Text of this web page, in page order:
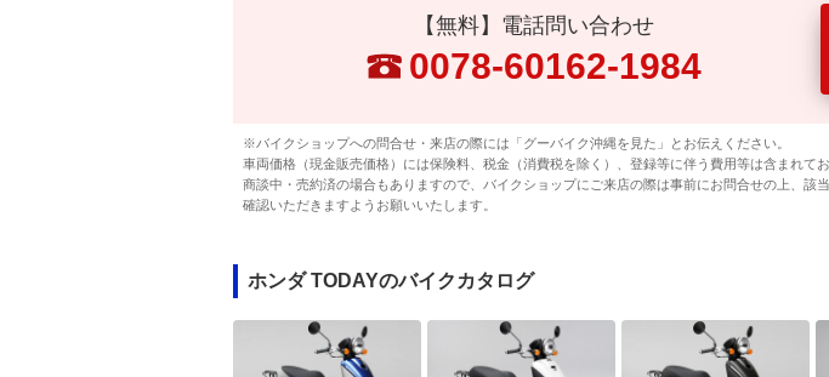
【無料】電話問い合わせ
0078-60162-1984
※バイクショップへの問合せ・来店の際には「グーバイク沖縄を見た」とお伝えください。
車両価格（現金販売価格）には保険料、税金（消費税を除く）、登録等に伴う費用等は含まれて
商談中・売約済の場合もありますので、バイクショップにご来店の際は事前にお問合せの上、
確認いただきますようお願いいたします。
ホンダ TODAYのバイクカタログ